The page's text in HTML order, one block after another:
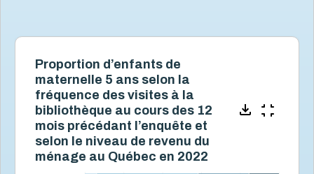
Proportion d’enfants de
maternelle 5 ans selon la
fréquence des visites à la
bibliothèque au cours des 12
mois précédant l’enquête et
selon le niveau de revenu du
ménage au Québec en 2022